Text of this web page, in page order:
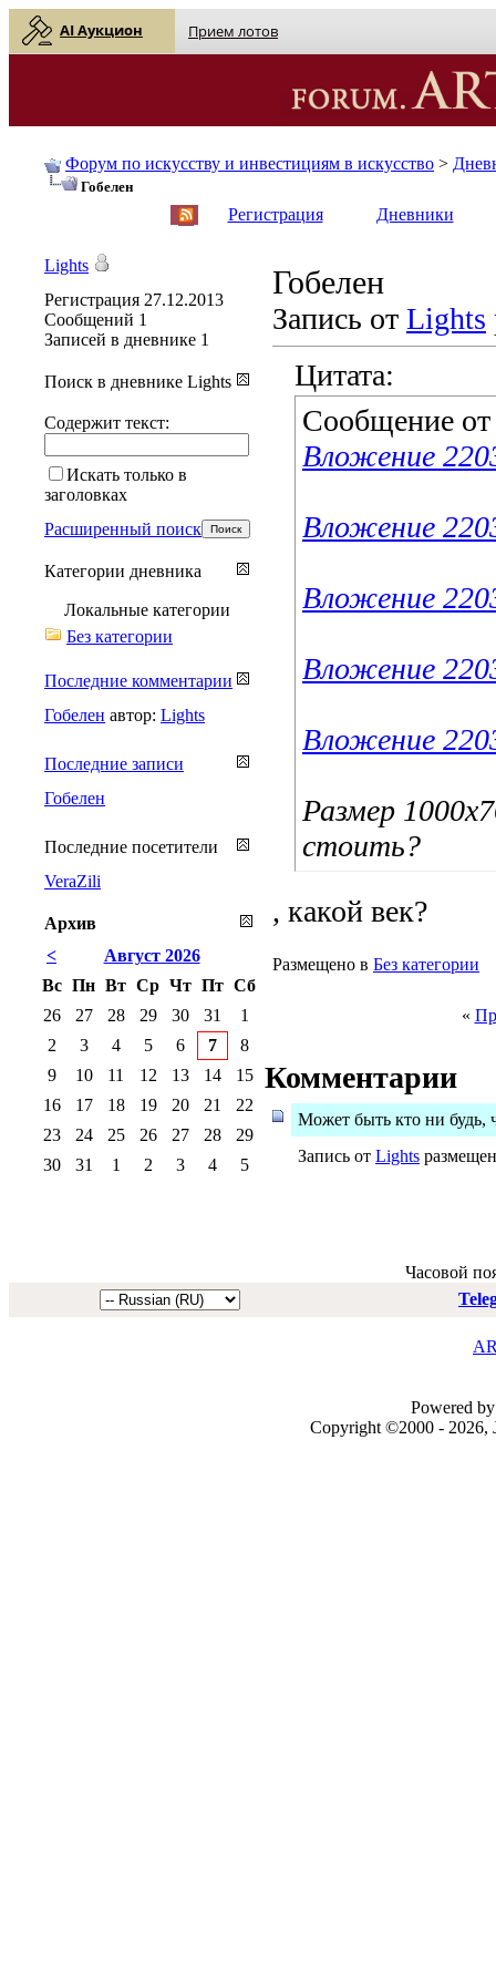
AI Аукцион Прием лотов
Форум по искусству и инвестициям в искусство >
Гобелен
Регистрация Дневники
Гобелен
Запись от Lights
Цитата:
Сообщение
Вложение
Вложение
Вложение
Вложение
Вложение
Размер
стоить?
, какой век?
Размещено в Без категории
«
Комментарии
Может быть кто ни будь,
Запись от Lights
Lights
Регистрация 27.12.2013
Сообщений 1
Записей в дневнике 1
Поиск в дневнике Lights
Содержит текст:
Искать только в
заголовках
Расширенный поиск
Категории дневника
Локальные категории
Без категории
Последние комментарии
Гобелен автор: Lights
Последние записи
Гобелен
Последние посетители
VeraZili
Архив
<
Август 2026
Вс Пн Вт Ср Чт Пт Сб
26
27 28 29 30 31
1
2
3 4 5 6 7
8
9
10 11 12 13 14
15
16
17 18 19 20 21
22
23
24 25 26 27 28
29
30
31 1 2 3 4 5
Часовой
Powered
Copyright ©2000 - 2026,